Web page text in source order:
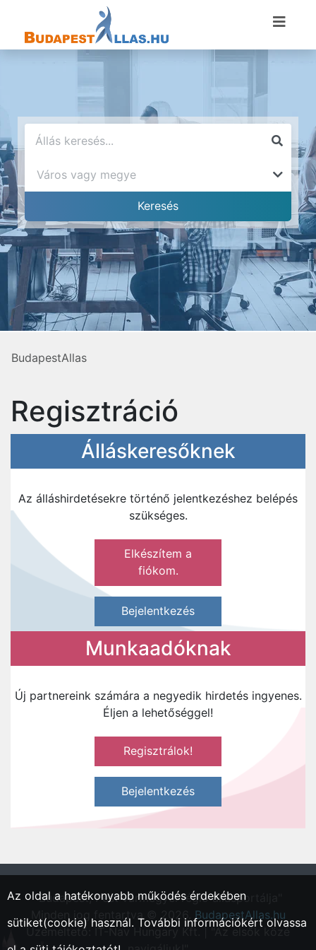
BudapestAllas
Regisztráció
Álláskeresőknek
Az álláshirdetésekre történő jelentkezéshez belépés
szükséges.
Elkészítem a
fiókom.
Bejelentkezés
Munkaadóknak
Új partnereink számára a negyedik hirdetés ingyenes.
Éljen a lehetőséggel!
Regisztrálok!
Bejelentkezés
"Budapest, Pest vármegyei régió állásportálja"
Minden jog fentartva © 2026. BudapestAllas.hu
Üzemeltető: IT-Nav Hungary Kft. | "Az elsők közé
Az oldal a hatékonyabb működés érdekében
sütiket(cookie) használ. További információkért olvassa